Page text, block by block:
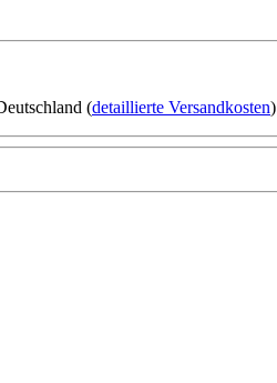
(detaillierte Versandkosten)